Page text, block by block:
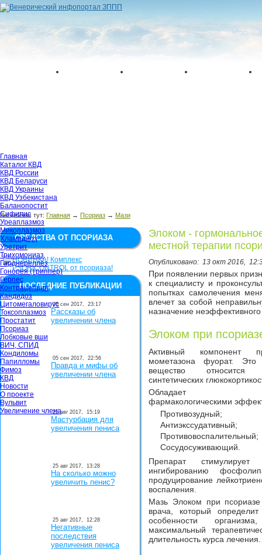
Главная
Каталог КВД
КВД России
КВД Беларуси
КВД Украины
КВД Узбекистана
Баланопостит
Сифилис
Уреаплазмоз
Микоплазмоз
Хламидиоз
Уретрит
Трихомониаз
Гарднереллёз
Гонорея (триппер)
Герпес
Контрацепция
Кандидоз
Цитомегаловирус
Токсоплазмоз
Простатит
Псориаз
Лобковые вши
ВИЧ, СПИД
Кондиломы
Папилломы
Фимоз
КВД
Новости
О проекте
Вульвит
Увеличение члена
Вы сейчас тут: Главная → Псориаз → Мази
Элоком -
местной терапии
Опубликовано: 13 окт 2016,
При появлении первых
к специалисту и
попытках самолечения
влечет за собой
назначение
Элоком при
Активный компонент
мометазона фуорат. Это
вещество
синтетических
Обладает
фармакологическими
Противозудный;
Антиэкссудативный;
Противовоспалительный;
Сосудосуживающий.
Препарат стимулирует
ингибированию
продуцирование
воспаления.
Мазь Элоком при
врача, который
особенности
максимальный
длительность курса лечения.
СРЕДСТВА ОТ ПСОРИАЗА
ПОСЛЕДНИЕ ПУБЛИКАЦИИ
05 сен 2017, 23:17
Рассказы об
увеличении члена
05 сен 2017, 22:56
Правда и мифы об
увеличении члена
25 авг 2017, 15:19
Мастурбация для
увеличения пениса
25 авг 2017, 13:28
На сколько можно
увеличить пенис?
25 авг 2017, 12:28
Негативные
последствия
увеличения пениса